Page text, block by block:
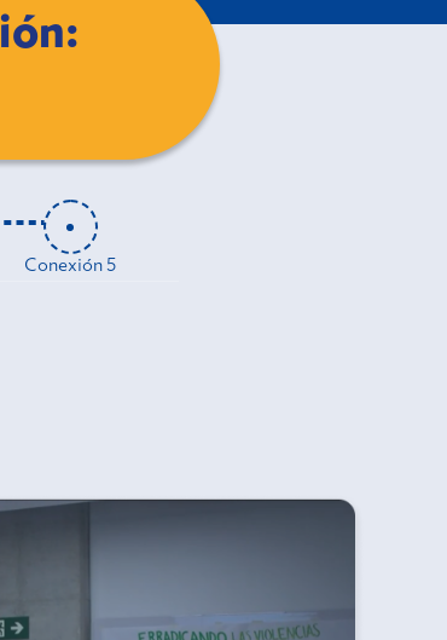
Conexión 5